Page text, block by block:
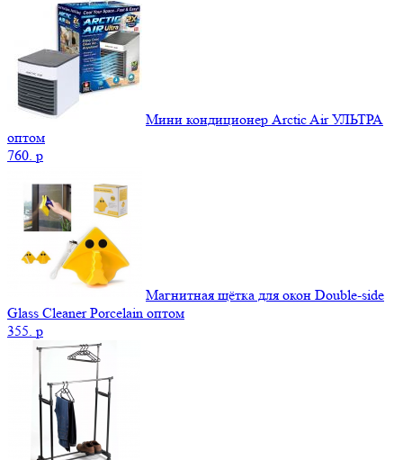
Мини кондиционер Arctic Air УЛЬТРА
оптом
760. p
Магнитная щётка для окон Double-side
Glass Cleaner Porcelain оптом
355. p